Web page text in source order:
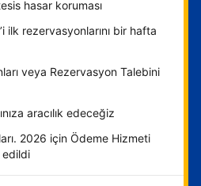
hasar koruması
ilk rezervasyonlarını bir hafta
veya Rezervasyon Talebini
aracılık edeceğiz
2026 için Ödeme Hizmeti
edildi